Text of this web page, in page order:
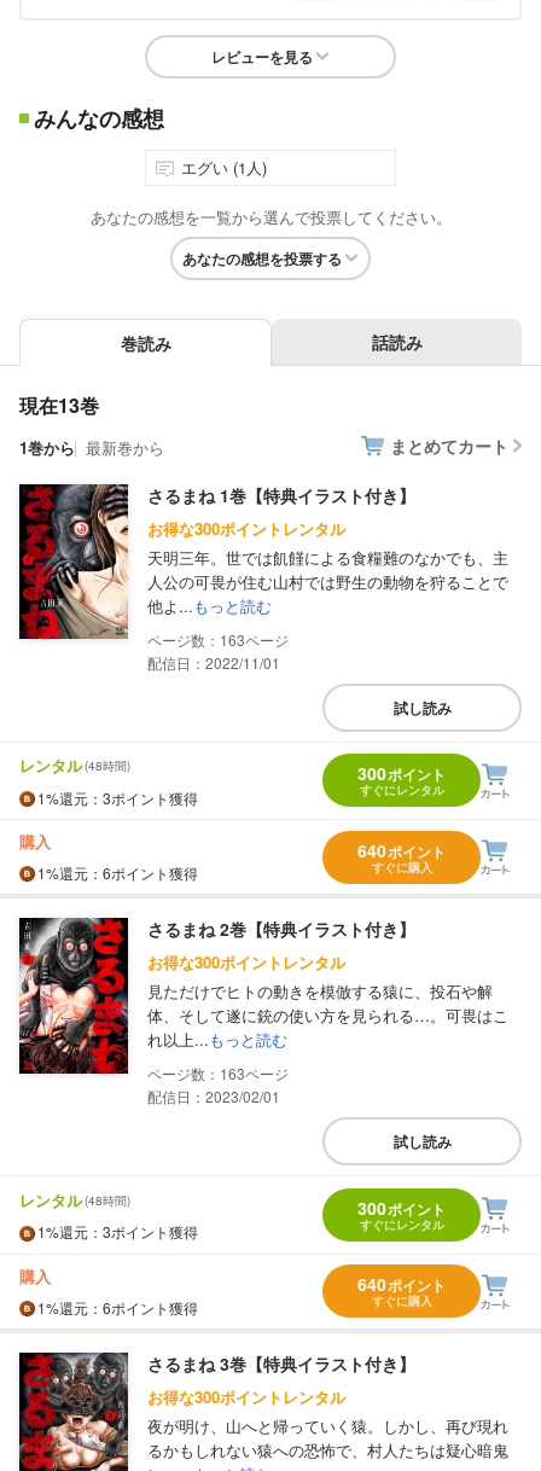
レビューを見る
みんなの感想
エグい (1人)
あなたの感想を一覧から選んで投票してください。
あなたの感想を投票する
巻読み 話読み
現在13巻
1巻から 最新巻から まとめてカート
さるまね 1巻【特典イラスト付き】
お得な300ポイントレンタル
天明三年。世では飢饉による食糧難のなかでも、主
人公の可畏が住む山村では野生の動物を狩ることで
他よ...もっと読む
163
配信日：2022/11/01
試し読み
レンタル(48時間)
1%還元 ：3ポイント獲得
300ポイント
すぐにレンタル
購入
1%還元 ：6ポイント獲得
640ポイント
すぐに購入
さるまね 2巻【特典イラスト付き】
お得な300ポイントレンタル
見ただけでヒトの動きを模倣する猿に、投石や解
体、そして遂に銃の使い方を見られる…。可畏はこ
れ以上...もっと読む
163
配信日：2023/02/01
試し読み
レンタル(48時間)
1%還元 ：3ポイント獲得
300ポイント
すぐにレンタル
購入
1%還元 ：6ポイント獲得
640ポイント
すぐに購入
さるまね 3巻【特典イラスト付き】
お得な300ポイントレンタル
夜が明け、山へと帰っていく猿。しかし、再び現れ
るかもしれない猿への恐怖で、村人たちは疑心暗鬼